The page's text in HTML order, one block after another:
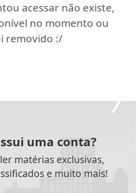
acessar não existe,
no momento ou
removido :/
uma conta?
matérias exclusivas,
e muito mais!